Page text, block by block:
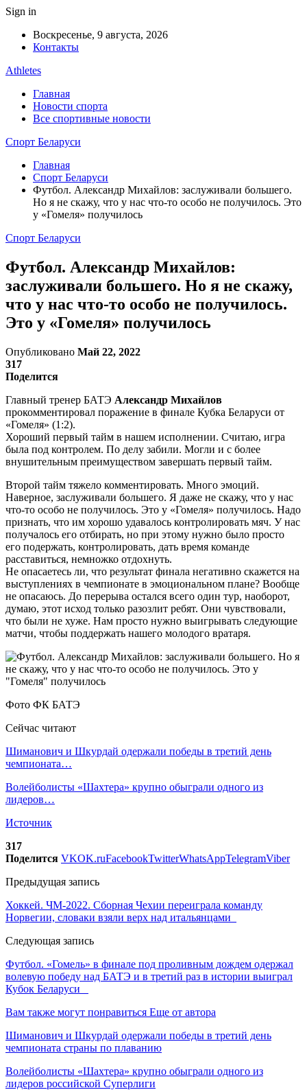
Sign in
Воскресенье, 9 августа, 2026
Контакты
Athletes
Главная
Новости спорта
Все спортивные новости
Спорт Беларуси
Главная
Спорт Беларуси
Футбол. Александр Михайлов: заслуживали большего.
Но я не скажу, что у нас что-то особо не получилось. Это
у «Гомеля» получилось
Спорт Беларуси
Футбол. Александр Михайлов:
заслуживали большего. Но я не скажу,
что у нас что-то особо не получилось.
Это у «Гомеля» получилось
Опубликовано Май 22, 2022
317
Поделится
Главный тренер БАТЭ Александр Михайлов
прокомментировал поражение в финале Кубка Беларуси от
«Гомеля» (1:2).
Хороший первый тайм в нашем исполнении. Считаю, игра
была под контролем. По делу забили. Могли и с более
внушительным преимуществом завершать первый тайм.
Второй тайм тяжело комментировать. Много эмоций.
Наверное, заслуживали большего. Я даже не скажу, что у нас
что-то особо не получилось. Это у «Гомеля» получилось. Надо
признать, что им хорошо удавалось контролировать мяч. У нас
получалось его отбирать, но при этому нужно было просто
его подержать, контролировать, дать время команде
расставиться, немножко отдохнуть.
Не опасаетесь ли, что результат финала негативно скажется на
выступлениях в чемпионате в эмоциональном плане? Вообще
не опасаюсь. До перерыва остался всего один тур, наоборот,
думаю, этот исход только разозлит ребят. Они чувствовали,
что были не хуже. Нам просто нужно выигрывать следующие
матчи, чтобы поддержать нашего молодого вратаря.
Фото ФК БАТЭ
Сейчас читают
Шиманович и Шкурдай одержали победы в третий день
чемпионата…
Волейболисты «Шахтера» крупно обыграли одного из
лидеров…
Источник
317
Поделится VKOK.ruFacebookTwitterWhatsAppTelegramViber
Предыдущая запись
Хоккей. ЧМ-2022. Сборная Чехии переиграла команду
Норвегии, словаки взяли верх над итальянцами
Следующая запись
Футбол. «Гомель» в финале под проливным дождем одержал
волевую победу над БАТЭ и в третий раз в истории выиграл
Кубок Беларуси
Вам также могут понравиться Еще от автора
Шиманович и Шкурдай одержали победы в третий день
чемпионата страны по плаванию
Волейболисты «Шахтера» крупно обыграли одного из
лидеров российской Суперлиги